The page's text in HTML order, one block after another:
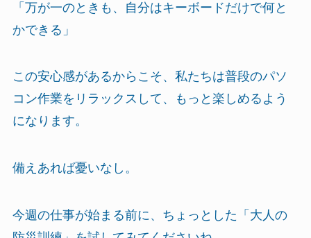
「万が一のときも、自分はキーボードだけで何と
かできる」
この安心感があるからこそ、私たちは普段のパソ
コン作業をリラックスして、もっと楽しめるよう
になります。
備えあれば憂いなし。
今週の仕事が始まる前に、ちょっとした「大人の